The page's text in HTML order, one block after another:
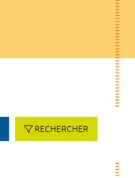
RECHERCHER